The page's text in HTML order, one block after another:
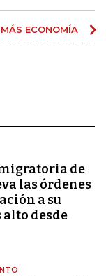
MÁS ECONOMÍA
de
las órdenes
a su
desde